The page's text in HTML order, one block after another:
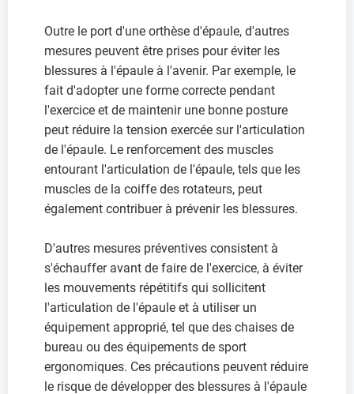
Outre le port d'une orthèse d'épaule, d'autres
mesures peuvent être prises pour éviter les
blessures à l'épaule à l'avenir. Par exemple, le
fait d'adopter une forme correcte pendant
l'exercice et de maintenir une bonne posture
peut réduire la tension exercée sur l'articulation
de l'épaule. Le renforcement des muscles
entourant l'articulation de l'épaule, tels que les
muscles de la coiffe des rotateurs, peut
également contribuer à prévenir les blessures.
D'autres mesures préventives consistent à
s'échauffer avant de faire de l'exercice, à éviter
les mouvements répétitifs qui sollicitent
l'articulation de l'épaule et à utiliser un
équipement approprié, tel que des chaises de
bureau ou des équipements de sport
ergonomiques. Ces précautions peuvent réduire
le risque de développer des blessures à l'épaule